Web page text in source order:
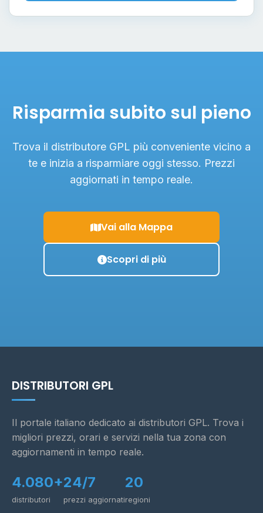
Risparmia subito sul pieno
Trova il distributore GPL più conveniente vicino a
te e inizia a risparmiare oggi stesso. Prezzi
aggiornati in tempo reale.
Vai alla Mappa
Scopri di più
DISTRIBUTORI GPL
Il portale italiano dedicato ai distributori GPL. Trova i
migliori prezzi, orari e servizi nella tua zona con
aggiornamenti in tempo reale.
4.080+
distributori
24/7
prezzi aggiornati
20
regioni